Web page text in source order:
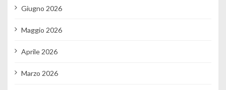
Giugno 2026
Maggio 2026
Aprile 2026
Marzo 2026